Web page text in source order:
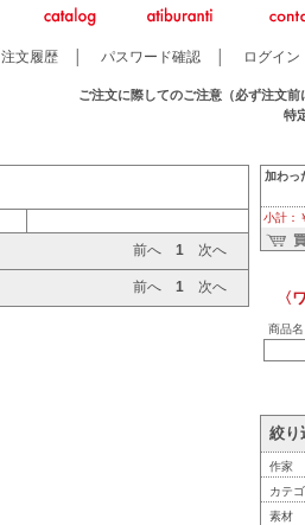
注文履歴 パスワード確認 ログイン
ご注文に際してのご注意（必ず注文
特
前へ 1次へ
前へ 1次へ
加わっ
小計：
〈
商品
絞り
作家
カテ
素材